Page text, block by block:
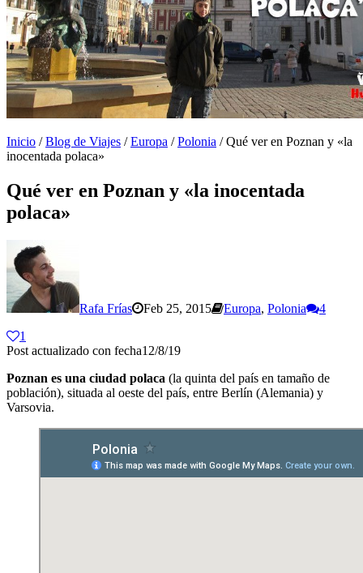
Inicio /Blog de Viajes /Europa /Polonia /Qué ver en Poznan y «la
inocentada polaca»
Qué ver en Poznan y «la inocentada
polaca»
Rafa Frías Feb 25, 2015 Europa, Polonia
4
1
Post actualizado con fecha12/8/19
Poznan es una ciudad polaca (la quinta del país en tamaño de
población), situada al oeste del país, entre Berlín (Alemania) y
Varsovia.